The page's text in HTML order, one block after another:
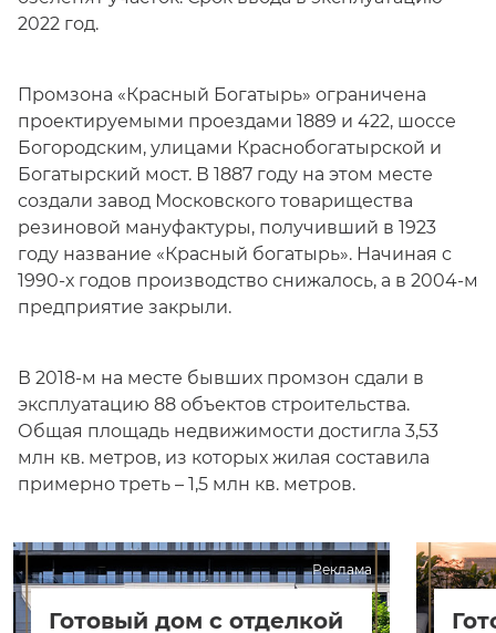
2022 год.
Промзона «Красный Богатырь» ограничена
проектируемыми проездами 1889 и 422, шоссе
Богородским, улицами Краснобогатырской и
Богатырский мост. В 1887 году на этом месте
создали завод Московского товарищества
резиновой мануфактуры, получивший в 1923
году название «Красный богатырь». Начиная с
1990-х годов производство снижалось, а в 2004-м
предприятие закрыли.
В 2018-м на месте бывших промзон сдали в
эксплуатацию 88 объектов строительства.
Общая площадь недвижимости достигла 3,53
млн кв. метров, из которых жилая составила
примерно треть – 1,5 млн кв. метров.
Реклама
Готовый дом с отделкой